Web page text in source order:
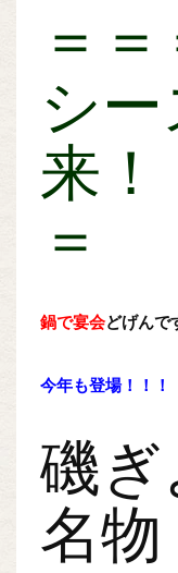
＝
シ
来！
＝
鍋で宴会どげんで
今年も登場！！！
磯ぎ
名物